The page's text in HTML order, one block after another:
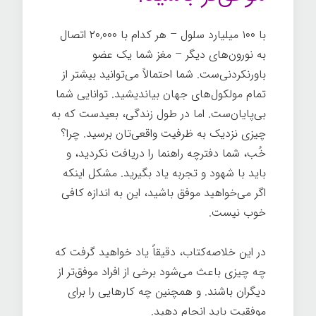
با ۱۰۰ میلیارد سلول – هر کدام با ۲۰,۰۰۰ اتصال
به نورون‌های دیگر – مغز شما یک عضو
باورنکردنی‌ست. شما احتمالاً می‌توانید بیشتر از
تمام مولکول‌های جهان بیاندیشید. توانایی شما
بی‌پایان‌ست. اما در طول زندگی، بعیدست که به
چیزی نزدیک به ظرفیت واقعی‌تان برسید. چرا؟
خُب، شما دفترچه راهنما را دریافت نکردید، و
باید با شهود و تجربه یاد بگیرید. مشکل اینکه
اگر می‌خواهید موفق باشید، این به اندازه کافی
خوب نیست.
در این خلاصه‌کتاب، دقیقاً یاد خواهید گرفت که
چه چیزی باعث می‌شود برخی از افراد موفق‌تر از
دیگران باشند. و همچنین چه کارهایی را برای
موفقیت باید انجام دهید.